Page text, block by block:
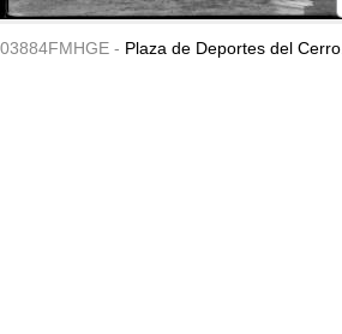
03884FMHGE - Plaza de Deportes del Cerro.